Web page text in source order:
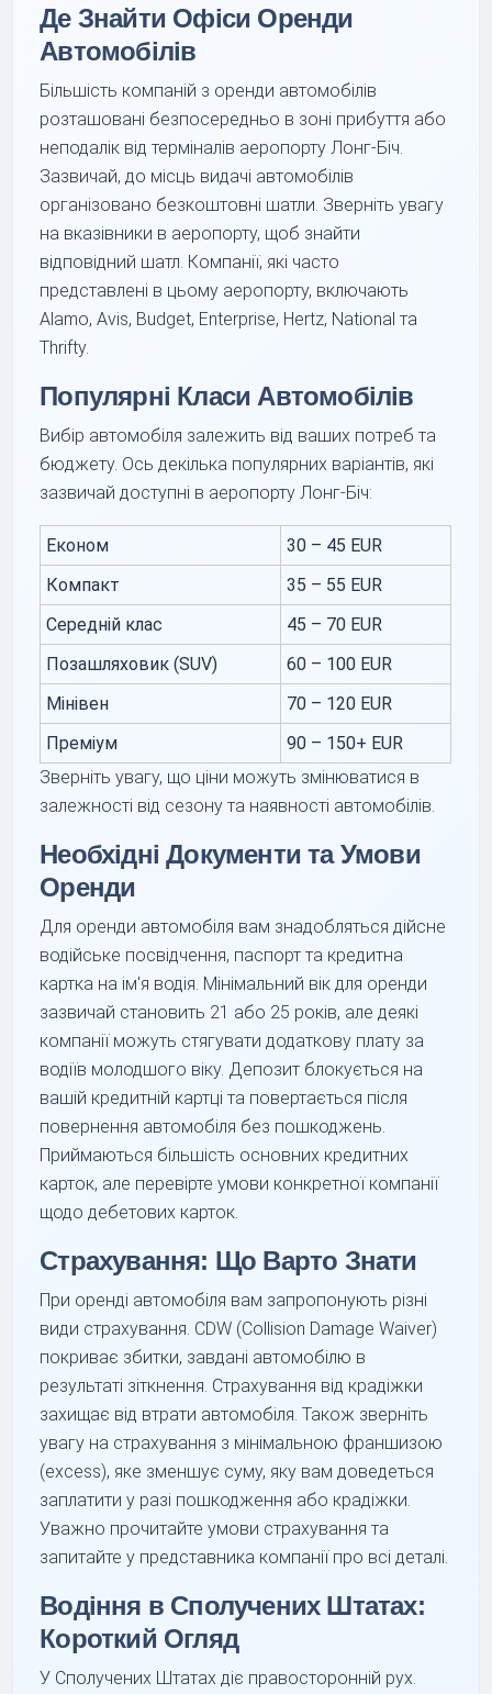
Де Знайти Офіси Оренди
Автомобілів
Більшість компаній з оренди автомобілів
розташовані безпосередньо в зоні прибуття або
неподалік від терміналів аеропорту Лонг-Біч.
Зазвичай, до місць видачі автомобілів
організовано безкоштовні шатли. Зверніть увагу
на вказівники в аеропорту, щоб знайти
відповідний шатл. Компанії, які часто
представлені в цьому аеропорту, включають
Alamo, Avis, Budget, Enterprise, Hertz, National та
Thrifty.
Популярні Класи Автомобілів
Вибір автомобіля залежить від ваших потреб та
бюджету. Ось декілька популярних варіантів, які
зазвичай доступні в аеропорту Лонг-Біч:
Економ
30 – 45 EUR
Компакт
35 – 55 EUR
Середній клас
45 – 70 EUR
Позашляховик (SUV)
60 – 100 EUR
Мінівен
70 – 120 EUR
Преміум
90 – 150+ EUR
Зверніть увагу, що ціни можуть змінюватися в
залежності від сезону та наявності автомобілів.
Необхідні Документи та Умови
Оренди
Для оренди автомобіля вам знадобляться дійсне
водійське посвідчення, паспорт та кредитна
картка на ім'я водія. Мінімальний вік для оренди
зазвичай становить 21 або 25 років, але деякі
компанії можуть стягувати додаткову плату за
водіїв молодшого віку. Депозит блокується на
вашій кредитній картці та повертається після
повернення автомобіля без пошкоджень.
Приймаються більшість основних кредитних
карток, але перевірте умови конкретної компанії
щодо дебетових карток.
Страхування: Що Варто Знати
При оренді автомобіля вам запропонують різні
види страхування. CDW (Collision Damage Waiver)
покриває збитки, завдані автомобілю в
результаті зіткнення. Страхування від крадіжки
захищає від втрати автомобіля. Також зверніть
увагу на страхування з мінімальною франшизою
(excess), яке зменшує суму, яку вам доведеться
заплатити у разі пошкодження або крадіжки.
Уважно прочитайте умови страхування та
запитайте у представника компанії про всі деталі.
Водіння в Сполучених Штатах:
Короткий Огляд
У Сполучених Штатах діє правосторонній рух.